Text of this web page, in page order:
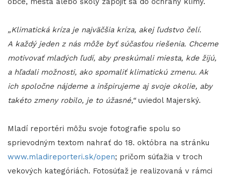
„Klimatická kríza je najväčšia kríza, akej ľudstvo čelí.
A každý jeden z nás môže byť súčasťou riešenia. Chceme
motivovať mladých ľudí, aby preskúmali miesta, kde žijú,
a hľadali možnosti, ako spomaliť klimatickú zmenu. Ak
ich spoločne nájdeme a inšpirujeme aj svoje okolie, aby
takéto zmeny robilo, je to úžasné,“uviedol Majerský.
Mladí reportéri môžu svoje fotografie spolu so
sprievodným textom nahrať do 18. októbra na stránku
www.mladireporteri.sk/open; pričom súťažia v troch
vekových kategóriách. Fotosúťaž je realizovaná v rámci